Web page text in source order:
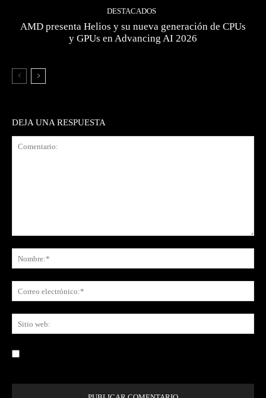
DESTACADOS
AMD presenta Helios y su nueva generación de CPUs
y GPUs en Advancing AI 2026
DEJA UNA RESPUESTA